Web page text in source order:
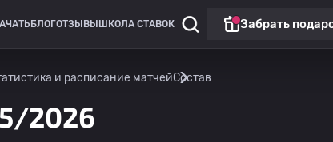
БЛОГОТЗЫВЫ ШКОЛА СТАВОК Забрать
и расписание матчейСостав
2026